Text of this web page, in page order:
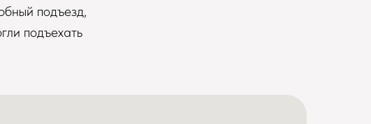
подъезд,
подъехать